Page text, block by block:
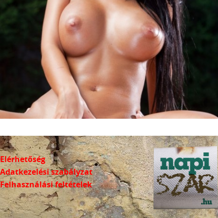
Elérhetőség
Adatkezelési szabályzat
Felhasználási feltételek